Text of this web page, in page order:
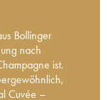
Bollinger
nach
ist.
Cuvée –